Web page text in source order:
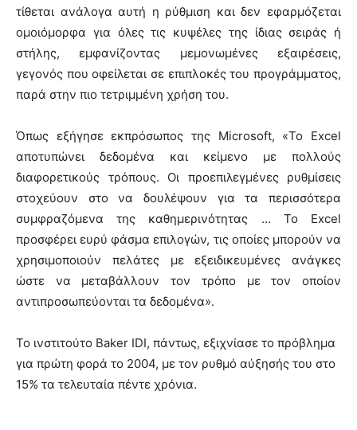
τίθεται ανάλογα αυτή η ρύθμιση και δεν εφαρμόζεται
ομοιόμορφα για όλες τις κυψέλες της ίδιας σειράς ή
στήλης, εμφανίζοντας μεμονωμένες εξαιρέσεις,
γεγονός που οφείλεται σε επιπλοκές του προγράμματος,
παρά στην πιο τετριμμένη χρήση του.
Όπως εξήγησε εκπρόσωπος της Microsoft, «Το Excel
αποτυπώνει δεδομένα και κείμενο με πολλούς
διαφορετικούς τρόπους. Οι προεπιλεγμένες ρυθμίσεις
στοχεύουν στο να δουλέψουν για τα περισσότερα
συμφραζόμενα της καθημερινότητας … Το Excel
προσφέρει ευρύ φάσμα επιλογών, τις οποίες μπορούν να
χρησιμοποιούν πελάτες με εξειδικευμένες ανάγκες
ώστε να μεταβάλλουν τον τρόπο με τον οποίον
αντιπροσωπεύονται τα δεδομένα».
Το ινστιτούτο Baker IDI, πάντως, εξιχνίασε το πρόβλημα
για πρώτη φορά το 2004, με τον ρυθμό αύξησής του στο
15% τα τελευταία πέντε χρόνια.